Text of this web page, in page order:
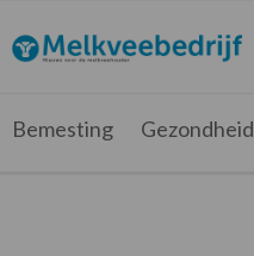
de
hoofdnavigatie
de
hoofd
de
eerste
de
voettekst
Melkveebedrijf.be
Nieuws
melkveehouder
Bemesting Gezondheid